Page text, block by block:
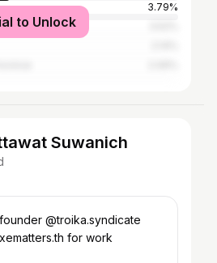
3.79%
to Unlock
Suwanich
@troika.syndicate
for work